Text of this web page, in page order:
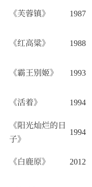
《芙蓉镇》
1987
《红高粱》
1988
《霸王别姬》
1993
《活着》
1994
《阳光灿烂的日
子》
1994
《白鹿原》
2012